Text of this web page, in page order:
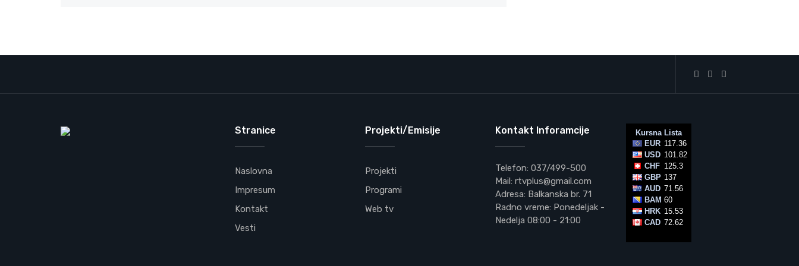
Stranice
Naslovna
Impresum
Kontakt
Vesti
Projekti/Emisije
Projekti
Programi
Web tv
Kontakt Inforamcije
Telefon: 037/499-500
Mail: rtvplus@gmail.com
Adresa: Balkanska br. 71
Radno vreme: Ponedeljak -
Nedelja 08:00 - 21:00